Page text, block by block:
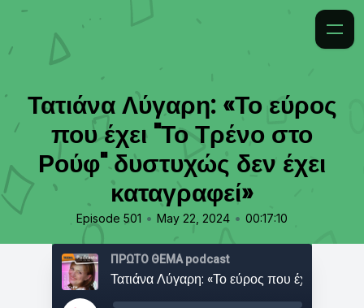
Τατιάνα Λύγαρη: «Το εύρος
που έχει "Το Τρένο στο
Ρούφ" δυστυχώς δεν έχει
καταγραφεί»
Episode 501 • May 22, 2024 • 00:17:10
ΠΡΩΤΟ ΘΕΜΑ podcast